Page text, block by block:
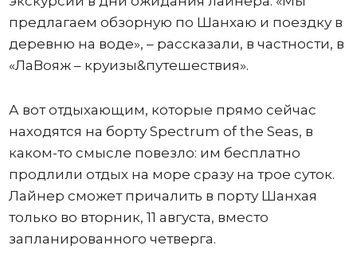
предлагаем обзорную по Шанхаю и поездку в
деревню на воде», – рассказали, в частности, в
«ЛаВояж – круизы&путешествия».
А вот отдыхающим, которые прямо сейчас
находятся на борту Spectrum of the Seas, в
каком-то смысле повезло: им бесплатно
продлили отдых на море сразу на трое суток.
Лайнер сможет причалить в порту Шанхая
только во вторник, 11 августа, вместо
запланированного четверга.